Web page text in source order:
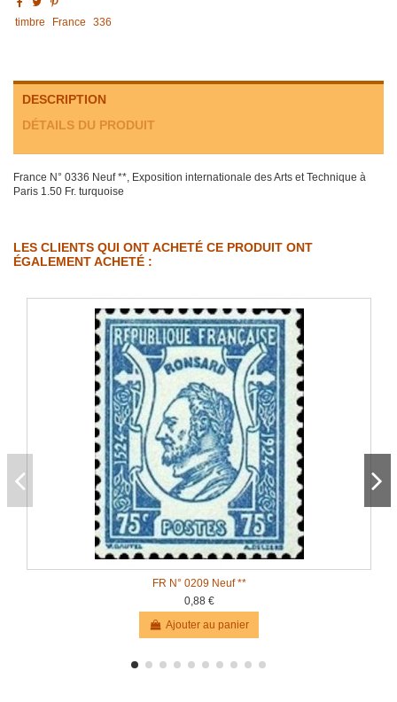
timbre France 336
DESCRIPTION
DÉTAILS DU PRODUIT
France N° 0336 Neuf **, Exposition internationale des Arts et Technique à
Paris 1.50 Fr. turquoise
LES CLIENTS QUI ONT ACHETÉ CE PRODUIT ONT
ÉGALEMENT ACHETÉ :
FR N° 0209 Neuf **
0,88 €
Ajouter au panier